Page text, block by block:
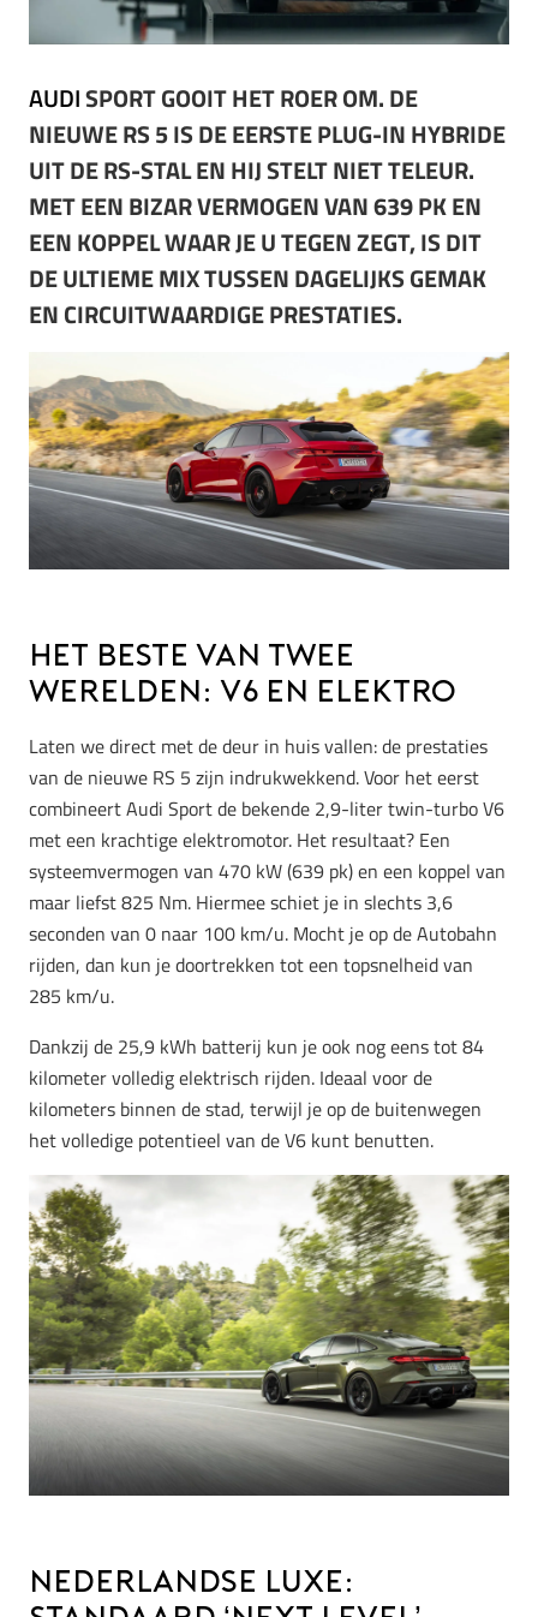
AUDISPORT GOOIT HET ROER OM. DE
NIEUWE RS 5 IS DE EERSTE PLUG-IN HYBRIDE
UIT DE RS-STAL EN HIJ STELT NIET TELEUR.
MET EEN BIZAR VERMOGEN VAN 639 PK EN
EEN KOPPEL WAAR JE U TEGEN ZEGT, IS DIT
DE ULTIEME MIX TUSSEN DAGELIJKS GEMAK
EN CIRCUITWAARDIGE PRESTATIES.
Het beste van twee
werelden: V6 en elektro
Laten we direct met de deur in huis vallen: de prestaties
van de nieuwe RS 5 zijn indrukwekkend. Voor het eerst
combineert Audi Sport de bekende 2,9-liter twin-turbo V6
met een krachtige elektromotor. Het resultaat? Een
systeemvermogen van 470 kW (639 pk) en een koppel van
maar liefst 825 Nm. Hiermee schiet je in slechts 3,6
seconden van 0 naar 100 km/u. Mocht je op de Autobahn
rijden, dan kun je doortrekken tot een topsnelheid van
285 km/u.
Dankzij de 25,9 kWh batterij kun je ook nog eens tot 84
kilometer volledig elektrisch rijden. Ideaal voor de
kilometers binnen de stad, terwijl je op de buitenwegen
het volledige potentieel van de V6 kunt benutten.
Nederlandse luxe: